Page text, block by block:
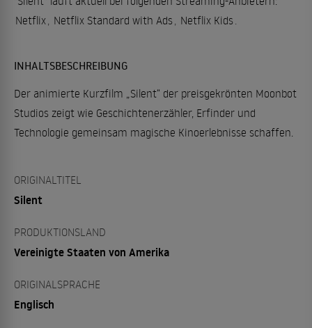
Netflix Netflix Standard with Ads Netflix Kids
INHALTSBESCHREIBUNG
Der animierte Kurzfilm „Silent“ der preisgekrönten Moonbot
Studios zeigt wie Geschichtenerzähler, Erfinder und
Technologie gemeinsam magische Kinoerlebnisse schaffen.
ORIGINALTITEL
Silent
PRODUKTIONSLAND
Vereinigte Staaten von Amerika
ORIGINALSPRACHE
Englisch